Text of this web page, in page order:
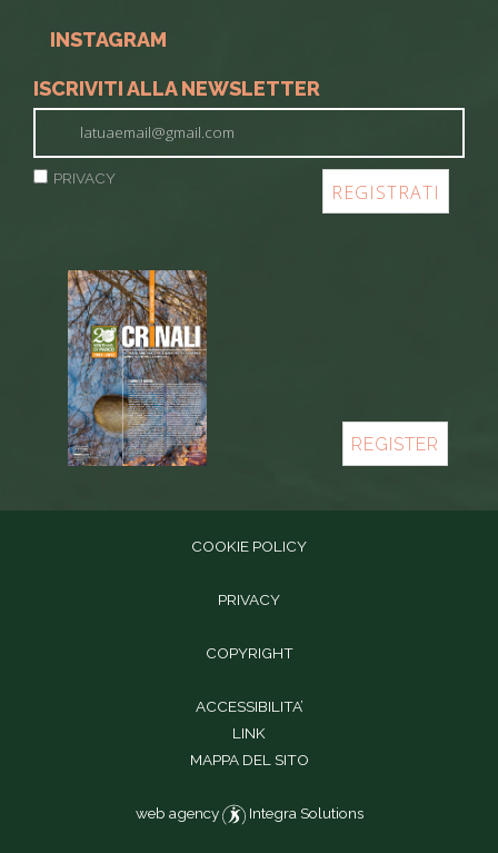
INSTAGRAM
ISCRIVITI ALLA NEWSLETTER
PRIVACY
REGISTER
COOKIE POLICY
PRIVACY
COPYRIGHT
ACCESSIBILITA’
LINK
MAPPA DEL SITO
web agency Integra Solutions